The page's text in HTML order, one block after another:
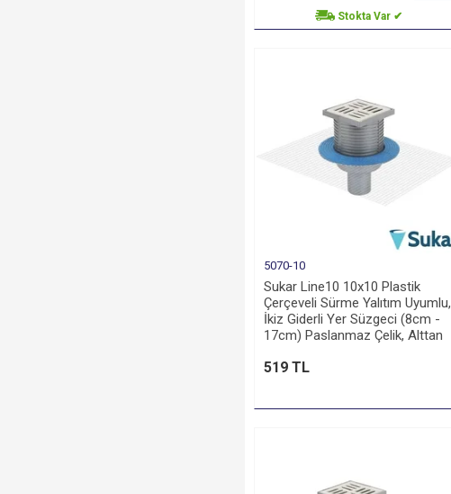
Stokta Var ✔
5070-10
Sukar Line10 10x10 Plastik
Çerçeveli Sürme Yalıtım Uyumlu,
İkiz Giderli Yer Süzgeci (8cm -
17cm) Paslanmaz Çelik, Alttan
519 TL